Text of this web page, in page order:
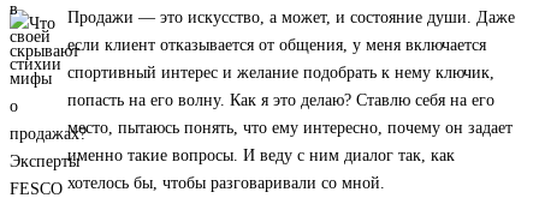
Продажи — это искусство, а может, и состояние души. Даже
если клиент отказывается от общения, у меня включается
спортивный интерес и желание подобрать к нему ключик,
попасть на его волну. Как я это делаю? Ставлю себя на его
место, пытаюсь понять, что ему интересно, почему он задает
именно такие вопросы. И веду с ним диалог так, как
хотелось бы, чтобы разговаривали со мной.